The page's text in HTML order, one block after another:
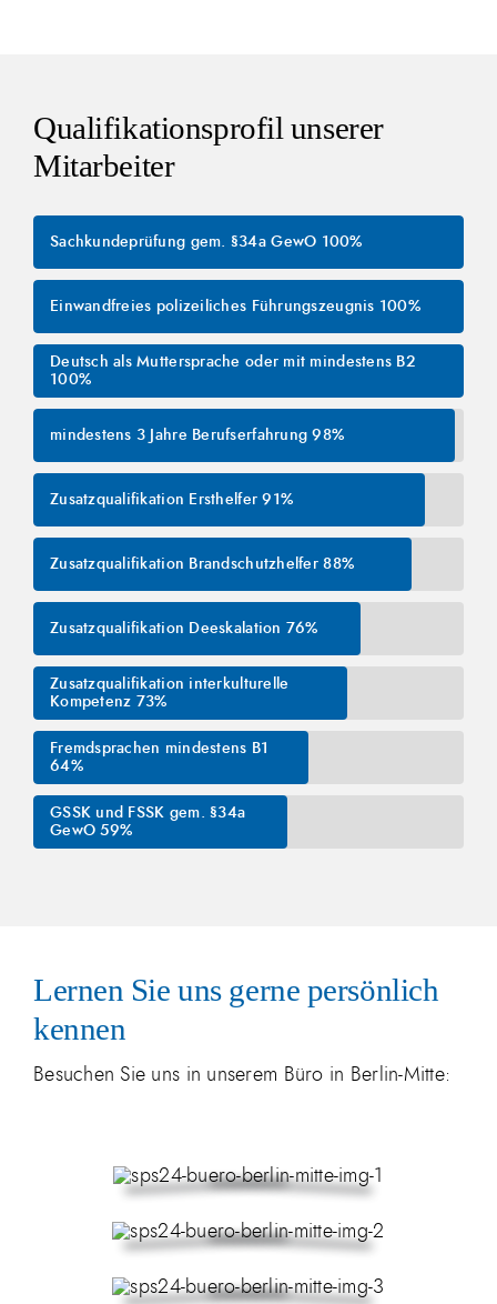
Qualifikationsprofil unserer
Mitarbeiter
Sachkundeprüfung gem. §34a GewO 100%
Einwandfreies polizeiliches Führungszeugnis 100%
Deutsch als Muttersprache oder mit mindestens B2
100%
mindestens 3 Jahre Berufserfahrung 98%
Zusatzqualifikation Ersthelfer 91%
Zusatzqualifikation Brandschutzhelfer 88%
Zusatzqualifikation Deeskalation 76%
Zusatzqualifikation interkulturelle
Kompetenz 73%
Fremdsprachen mindestens B1
64%
GSSK und FSSK gem. §34a
GewO 59%
Lernen Sie uns gerne persönlich
kennen
Besuchen Sie uns in unserem Büro in Berlin-Mitte: